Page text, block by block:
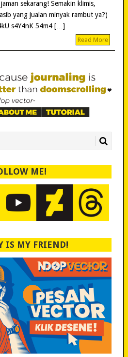
sekarang! Semakin klimis,
yang jualan minyak rambut ya?)
s4Y4nK 54m4 […]
Read More
ME!
IS MY FRIEND!